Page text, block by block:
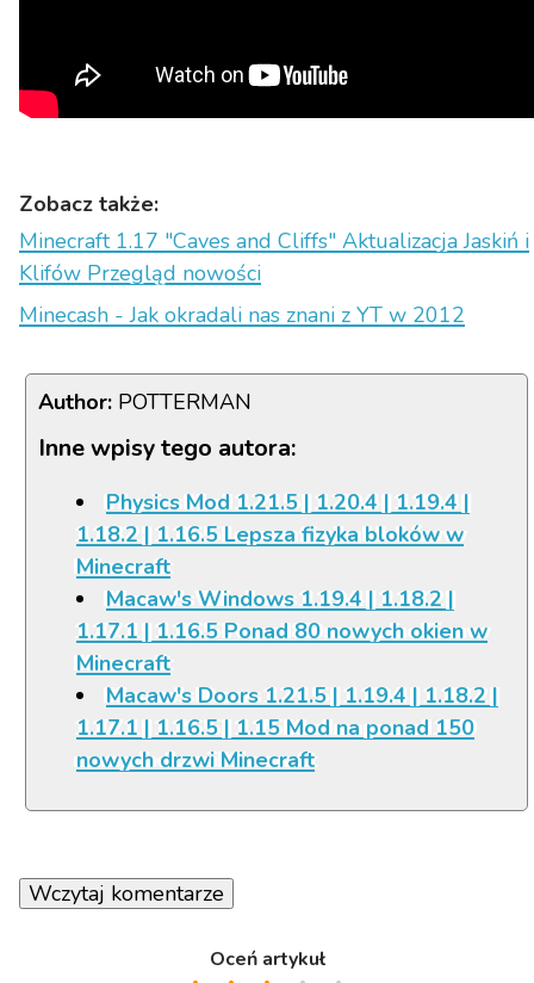
Zobacz także:
Minecraft 1.17 "Caves and Cliffs" Aktualizacja Jaskiń i
Klifów Przegląd nowości
Minecash - Jak okradali nas znani z YT w 2012
Author: POTTERMAN
Inne wpisy tego autora:
Physics Mod 1.21.5 | 1.20.4 | 1.19.4 |
1.18.2 | 1.16.5 Lepsza fizyka bloków w
Minecraft
Macaw's Windows 1.19.4 | 1.18.2 |
1.17.1 | 1.16.5 Ponad 80 nowych okien w
Minecraft
Macaw's Doors 1.21.5 | 1.19.4 | 1.18.2 |
1.17.1 | 1.16.5 | 1.15 Mod na ponad 150
nowych drzwi Minecraft
Wczytaj komentarze
Oceń artykuł